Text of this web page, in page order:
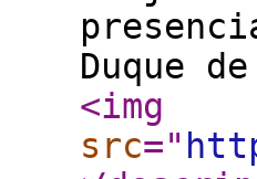
Duque
<img
src="